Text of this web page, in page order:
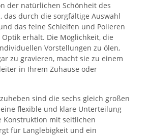
der natürlichen Schönheit des
das durch die sorgfältige Auswahl
das feine Schleifen und Polieren
erhält. Die Möglichkeit, die
Vorstellungen zu ölen,
zu gravieren, macht sie zu einem
in Ihrem Zuhause oder
sind die sechs gleich großen
flexible und klare Unterteilung
Konstruktion mit seitlichen
für Langlebigkeit und ein